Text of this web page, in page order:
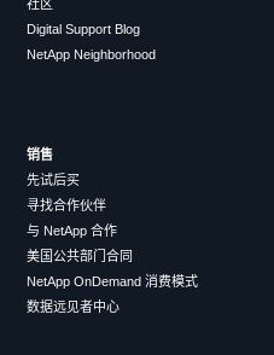
社区
Digital Support Blog
NetApp Neighborhood
销售
先试后买
寻找合作伙伴
与 NetApp 合作
美国公共部门合同
NetApp OnDemand 消费模式
数据远见者中心